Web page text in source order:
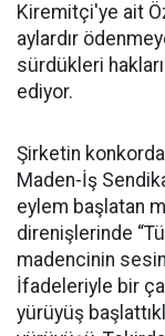
Kiremitçi'ye ait
aylardır
sürdükleri
ediyor.
Şirketin
Maden-İş
eylem başlatan
direnişlerinde
madencinin
İfadeleriyle bir
yürüyüş